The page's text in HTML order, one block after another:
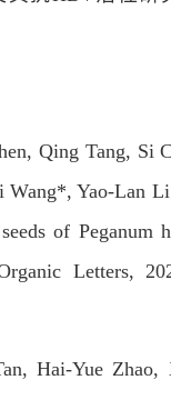
Qing Tang, Si
Wang*, Yao-Lan
of Peganum
Letters,
Hai-Yue Zhao,